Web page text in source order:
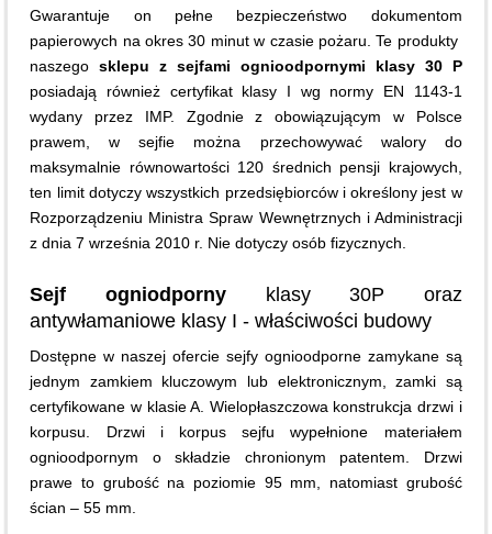
Gwarantuje on pełne bezpieczeństwo dokumentom
papierowych na okres 30 minut w czasie pożaru. Te produkty
naszegosklepu z sejfami ognioodpornymi klasy 30 P
posiadają również certyfikat klasy I wg normy EN 1143-1
wydany przez IMP. Zgodnie z obowiązującym w Polsce
prawem, w sejfie można przechowywać walory do
maksymalnie równowartości 120 średnich pensji krajowych,
ten limit dotyczy wszystkich przedsiębiorców i określony jest w
Rozporządzeniu Ministra Spraw Wewnętrznych i Administracji
z dnia 7 września 2010 r. Nie dotyczy osób fizycznych.
Sejf ogniodporny klasy 30P oraz
antywłamaniowe klasy I - właściwości budowy
Dostępne w naszej ofercie sejfy ognioodporne zamykane są
jednym zamkiem kluczowym lub elektronicznym, zamki są
certyfikowane w klasie A. Wielopłaszczowa konstrukcja drzwi i
korpusu. Drzwi i korpus sejfu wypełnione materiałem
ognioodpornym o składzie chronionym patentem. Drzwi
prawe to grubość na poziomie 95 mm, natomiast grubość
ścian – 55 mm.